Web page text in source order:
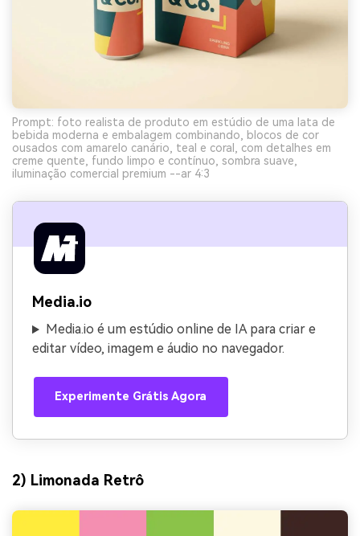
Prompt: foto realista de produto em estúdio de uma lata de
bebida moderna e embalagem combinando, blocos de cor
ousados com amarelo canário, teal e coral, com detalhes em
creme quente, fundo limpo e contínuo, sombra suave,
iluminação comercial premium --ar 4:3
Media.io
Media.io é um estúdio online de IA para criar e
editar vídeo, imagem e áudio no navegador.
Experimente Grátis Agora
2) Limonada Retrô